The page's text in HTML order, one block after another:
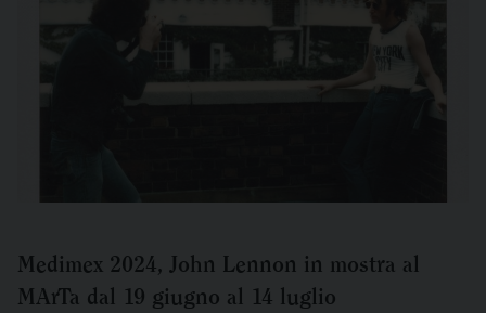
Medimex 2024, John Lennon in mostra al
MArTa dal 19 giugno al 14 luglio